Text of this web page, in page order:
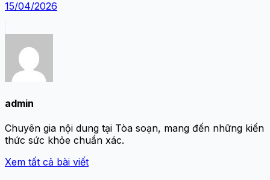
15/04/2026
admin
Chuyên gia nội dung tại Tòa soạn, mang đến những kiến
thức sức khỏe chuẩn xác.
Xem tất cả bài viết